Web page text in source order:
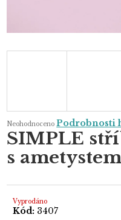
Průměrné
produktu
je
0,0
z
Neohodnoceno Podrobnosti
SIMPLE
s ametystem
Vyprodáno
Kód: 3407